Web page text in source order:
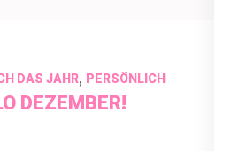
DAS JAHR, PERSÖNLICH
DEZEMBER!